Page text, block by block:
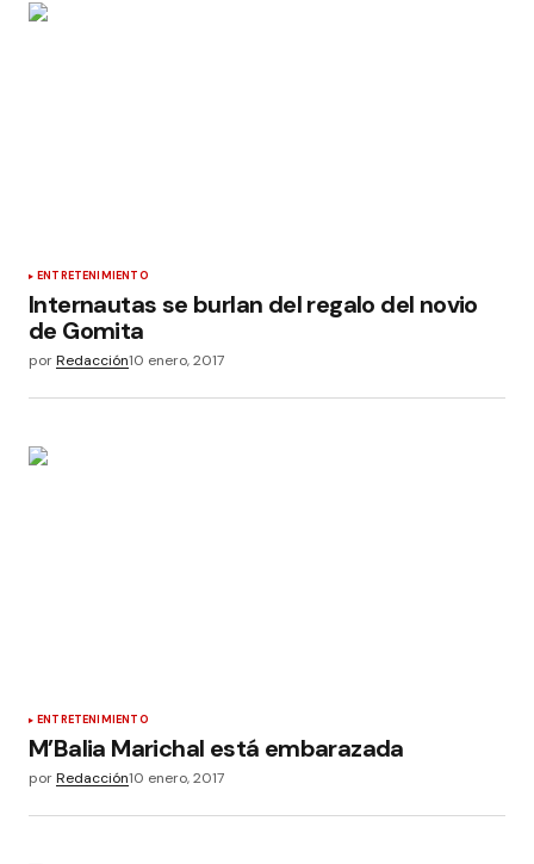
ENTRETENIMIENTO
Internautas se burlan del regalo del novio
de Gomita
porRedacción10 enero, 2017
ENTRETENIMIENTO
M’Balia Marichal está embarazada
porRedacción10 enero, 2017